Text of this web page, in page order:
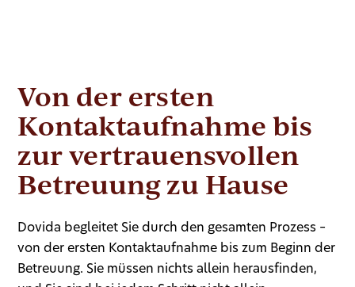
Von der ersten
Kontaktaufnahme bis
zur vertrauensvollen
Betreuung zu Hause
Dovida begleitet Sie durch den gesamten Prozess –
von der ersten Kontaktaufnahme bis zum Beginn der
Betreuung. Sie müssen nichts allein herausfinden,